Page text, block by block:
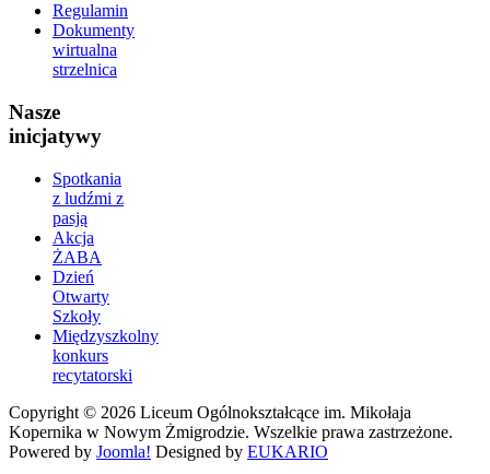
Regulamin
Dokumenty
wirtualna
strzelnica
Nasze
inicjatywy
Spotkania
z ludźmi z
pasją
Akcja
ŻABA
Dzień
Otwarty
Szkoły
Międzyszkolny
konkurs
recytatorski
Copyright © 2026 Liceum Ogólnokształcące im. Mikołaja
Kopernika w Nowym Żmigrodzie. Wszelkie prawa zastrzeżone.
Powered by Joomla! Designed by EUKARIO